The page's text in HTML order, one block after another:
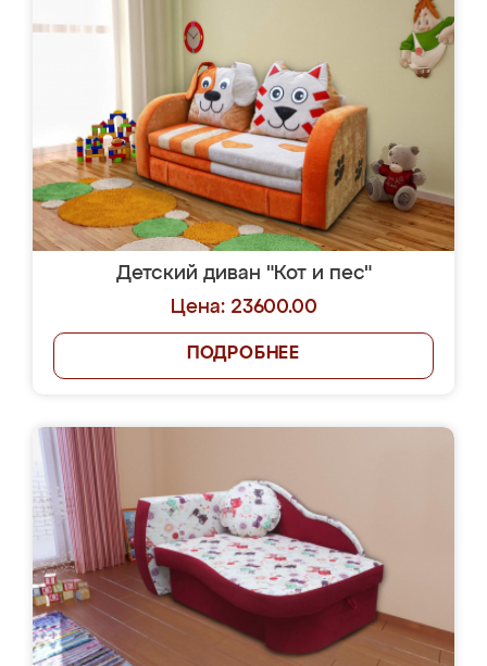
Детский диван "Кот и пес"
Цена: 23600.00
ПОДРОБНЕЕ